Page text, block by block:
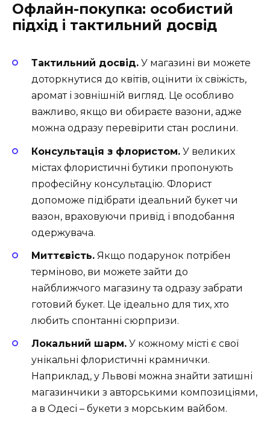
Офлайн-покупка: особистий
підхід і тактильний досвід
Тактильний досвід. У магазині ви можете
доторкнутися до квітів, оцінити їх свіжість,
аромат і зовнішній вигляд. Це особливо
важливо, якщо ви обираєте вазони, адже
можна одразу перевірити стан рослини.
Консультація з флористом. У великих
містах флористичні бутики пропонують
професійну консультацію. Флорист
допоможе підібрати ідеальний букет чи
вазон, враховуючи привід і вподобання
одержувача.
Миттєвість. Якщо подарунок потрібен
терміново, ви можете зайти до
найближчого магазину та одразу забрати
готовий букет. Це ідеально для тих, хто
любить спонтанні сюрпризи.
Локальний шарм. У кожному місті є свої
унікальні флористичні крамнички.
Наприклад, у Львові можна знайти затишні
магазинчики з авторськими композиціями,
а в Одесі – букети з морським вайбом.